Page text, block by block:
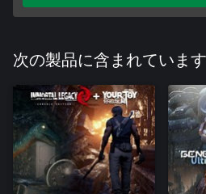
次の製品に含まれています